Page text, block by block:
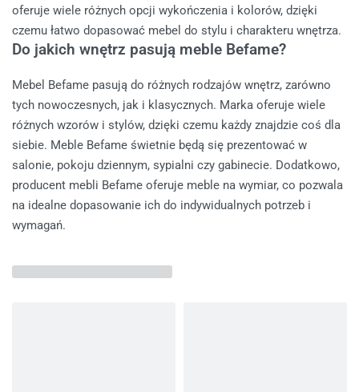
oferuje wiele różnych opcji wykończenia i kolorów, dzięki
czemu łatwo dopasować mebel do stylu i charakteru wnętrza.
Do jakich wnętrz pasują meble Befame?
Mebel Befame pasują do różnych rodzajów wnętrz, zarówno
tych nowoczesnych, jak i klasycznych. Marka oferuje wiele
różnych wzorów i stylów, dzięki czemu każdy znajdzie coś dla
siebie. Meble Befame świetnie będą się prezentować w
salonie, pokoju dziennym, sypialni czy gabinecie. Dodatkowo,
producent mebli Befame oferuje meble na wymiar, co pozwala
na idealne dopasowanie ich do indywidualnych potrzeb i
wymagań.